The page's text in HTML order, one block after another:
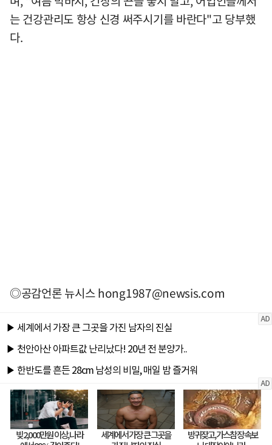
는 건강관리도 항상 신경 써주시기를 바란다"고 당부했
다.
◎공감언론 뉴시스hong1987@newsis.com